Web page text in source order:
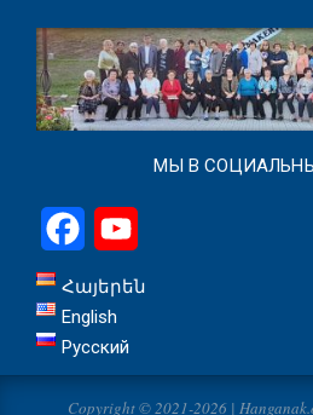
МЫ В
Facebook
Հայերեն
English
Русский
Copyright © 2021-2026 |